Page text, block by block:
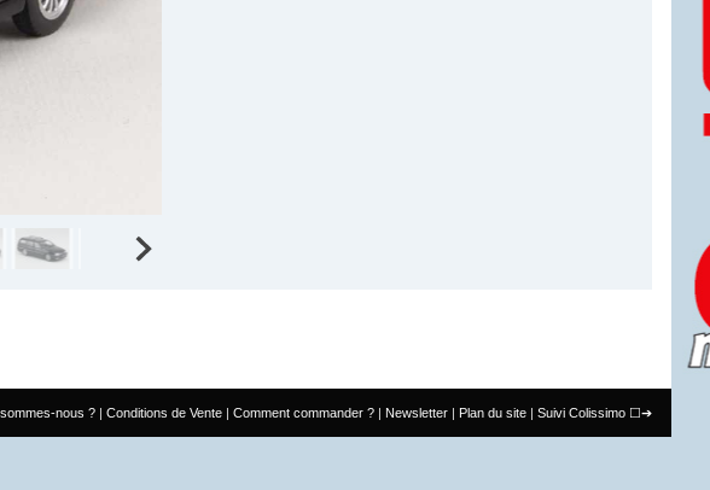
nous ? Conditions de Vente Comment commander ? Newsletter Plan du site Suivi Colissimo